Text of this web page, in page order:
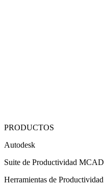
PRODUCTOS
Autodesk
Suite de Productividad MCAD
Herramientas de Productividad